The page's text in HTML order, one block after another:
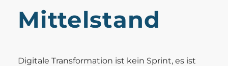
Mittelstand
Digitale Transformation ist kein Sprint, es ist